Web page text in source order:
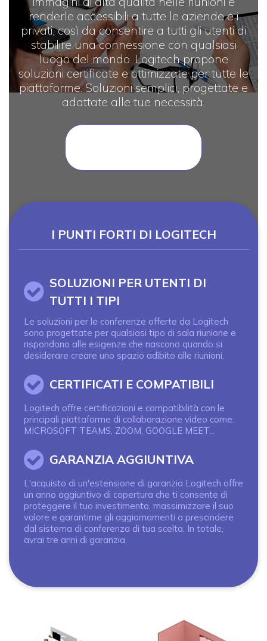
renderle accessibili a tutte le aziende e i
privati, così da consentire a tutti gli utenti di
stabilire una connessione con qualsiasi
luogo del mondo. Logitech propone
soluzioni certificate e ottimizzate per tutte le
piattaforme. Soluzioni semplici, progettate e
adattate alle tue necessità.
I PUNTI FORTI DI LOGITECH
Icon
SOLUZIONI PER UTENTI DI
TUTTI I TIPI
Le soluzioni per le conferenze offerte da Logitech
sono progettate per qualsiasi tipo di sala riunione e
rispondono alle esigenze che nascono quando si
desiderare creare uno spazio adibito alle riunioni.
Icon
CERTIFICATI E COMPATIBILI
Logitech offre certificazioni e compatibilità con le
principali piattaforme di collaborazione video come:
MICROSOFT TEAMS, ZOOM, GOOGLE MEET...
Icon
GARANZIA AGGIUNTIVA
L'acquisto di un'estensione di garanzia Logitech offre
un anno aggiuntivo di copertura che ti consente di
proteggere il tuo investimento, massimizzare il suo
valore e garantirne gli aggiornamenti a prescindere
dal sistema di conferenza di tua scelta. In totale,
avrai tre anni di garanzia.